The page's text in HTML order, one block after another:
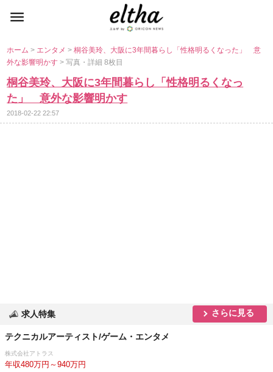
ホーム> エンタメ>桐谷美玲、大阪に3年間暮らし「性格明るくなった」 意
外な影響明かす> 写真・詳細 8枚目
桐谷美玲、大阪に3年間暮らし「性格明るくなっ
た」 意外な影響明かす
2018-02-22 22:57
求人特集 さらに見る
テクニカルアーティスト/ゲーム・エンタメ
株式会社アトラス
年収480万円～940万円